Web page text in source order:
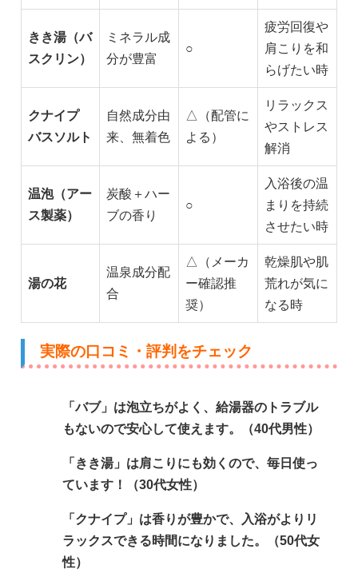
きき湯（バ
スクリン）
ミネラル成
分が豊富
○
疲労回復や
肩こりを和
らげたい時
クナイプ
バスソルト
自然成分由
来、無着色
△（配管に
よる）
リラックス
やストレス
解消
温泡（アー
ス製薬）
炭酸＋ハー
ブの香り
○
入浴後の温
まりを持続
させたい時
湯の花
温泉成分配
合
△（メーカ
ー確認推
奨）
乾燥肌や肌
荒れが気に
なる時
実際の口コミ・評判をチェック
「バブ」は泡立ちがよく、給湯器のトラブル
もないので安心して使えます。（40代男性）
「きき湯」は肩こりにも効くので、毎日使っ
ています！（30代女性）
「クナイプ」は香りが豊かで、入浴がよりリ
ラックスできる時間になりました。（50代女
性）